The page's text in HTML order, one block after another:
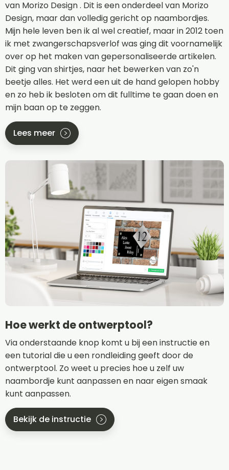
van Morizo Design . Dit is een onderdeel van Morizo
Design, maar dan volledig gericht op naambordjes.
Mijn hele leven ben ik al wel creatief, maar in 2012 toen
ik met zwangerschapsverlof was ging dit voornamelijk
over op het maken van gepersonaliseerde artikelen.
Dit ging van shirtjes, naar het bewerken van zo'n
beetje alles. Het werd een uit de hand gelopen hobby
en zo heb ik besloten om dit fulltime te gaan doen en
mijn baan op te zeggen.
Lees meer
Hoe werkt de ontwerptool?
Via onderstaande knop komt u bij een instructie en
een tutorial die u een rondleiding geeft door de
ontwerptool. Zo weet u precies hoe u zelf uw
naambordje kunt aanpassen en naar eigen smaak
kunt aanpassen.
Bekijk de instructie